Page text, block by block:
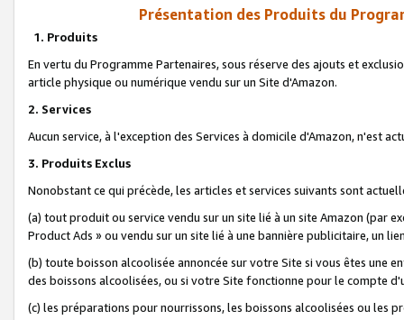
Présentation des Produits du
1. Produits
En vertu du Programme Partenaires, sous réserve des ajouts et
article physique ou numérique vendu sur un Site d'Amazon.
2. Services
Aucun service, à l'exception des Services à domicile d'Amazon, n'est
3. Produits Exclus
Nonobstant ce qui précède, les articles et services suivants sont
(a) tout produit ou service vendu sur un site lié à un site Amazon (par
Product Ads » ou vendu sur un site lié à une bannière publicitaire, un
(b) toute boisson alcoolisée annoncée sur votre Site si vous êtes une
des boissons alcoolisées, ou si votre Site fonctionne pour le compte
(c) les préparations pour nourrissons, les boissons alcoolisées ou les